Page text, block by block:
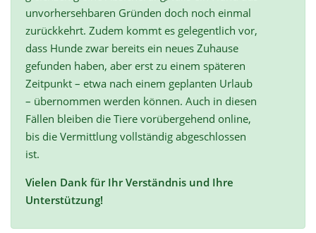
unvorhersehbaren Gründen doch noch einmal
zurückkehrt. Zudem kommt es gelegentlich vor,
dass Hunde zwar bereits ein neues Zuhause
gefunden haben, aber erst zu einem späteren
Zeitpunkt – etwa nach einem geplanten Urlaub
– übernommen werden können. Auch in diesen
Fällen bleiben die Tiere vorübergehend online,
bis die Vermittlung vollständig abgeschlossen
ist.
Vielen Dank für Ihr Verständnis und Ihre
Unterstützung!